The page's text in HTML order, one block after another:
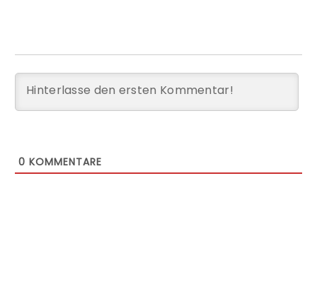
0 KOMMENTARE